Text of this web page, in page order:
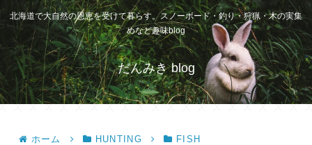
北海道で大自然の恩恵を受けて暮らす。スノーボード・釣り・狩猟・木の実集
めなど趣味blog
だんみき blog
ホーム HUNTING FISH